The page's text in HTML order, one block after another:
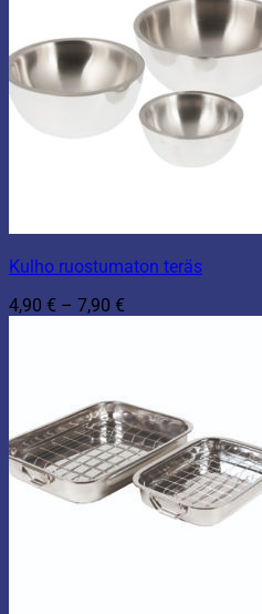
Kulho ruostumaton teräs
4,90 € – 7,90 €